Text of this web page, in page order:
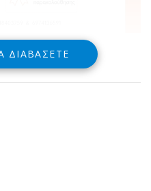
ΔΙΑΒΆΣΕΤΕ